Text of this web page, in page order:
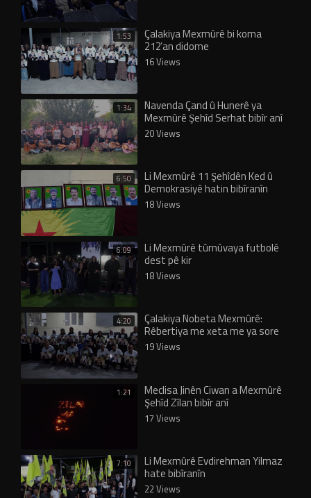
1:53 Çalakiya Mexmûrê bi koma
212’an didome
16 Views
1:34 Navenda Çand û Hunerê ya
Mexmûrê Şehîd Serhat bibîr anî
20 Views
6:50 Li Mexmûrê 11 Şehîdên Ked û
Demokrasiyê hatin bibîranîn
18 Views
6:09 Li Mexmûrê tûrnûvaya futbolê
dest pê kir
18 Views
4:20 Çalakiya Nobeta Mexmûrê:
Rêbertiya me xeta me ya sore
19 Views
1:21 Meclisa Jinên Ciwan a Mexmûrê
Şehîd Zîlan bibîr anî
17 Views
7:10 Li Mexmûrê Evdirehman Yilmaz
hate bibîranîn
22 Views